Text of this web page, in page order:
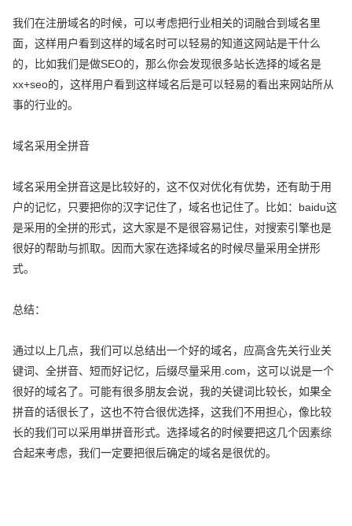
我们在注册域名的时候，可以考虑把行业相关的词融合到域名里
面，这样用户看到这样的域名时可以轻易的知道这网站是干什么
的，比如我们是做SEO的，那么你会发现很多站长选择的域名是
xx+seo的，这样用户看到这样域名后是可以轻易的看出来网站所从
事的行业的。
域名采用全拼音
域名采用全拼音这是比较好的，这不仅对优化有优势，还有助于用
户的记忆，只要把你的汉字记住了，域名也记住了。比如：baidu这
是采用的全拼的形式，这大家是不是很容易记住，对搜索引擎也是
很好的帮助与抓取。因而大家在选择域名的时候尽量采用全拼形
式。
总结：
通过以上几点，我们可以总结出一个好的域名，应高含先关行业关
键词、全拼音、短而好记忆，后缀尽量采用.com，这可以说是一个
很好的域名了。可能有很多朋友会说，我的关键词比较长，如果全
拼音的话很长了，这也不符合很优选择，这我们不用担心，像比较
长的我们可以采用単拼音形式。选择域名的时候要把这几个因素综
合起来考虑，我们一定要把很后确定的域名是很优的。